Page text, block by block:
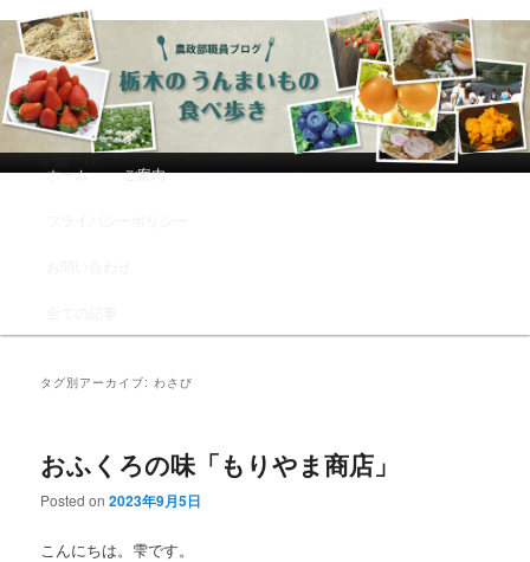
農政部職員ブログ「栃木のうんまい
もの食べ歩き」
メインコンテンツへ移動
サブコンテンツへ移動
ホーム ご案内
タグ別アーカイブ:わさび
おふくろの味「もりやま商店」
Posted on2023年9月5日
こんにちは。雫です。